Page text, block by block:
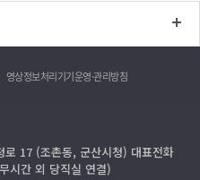
영상정보처리기기운영·관리방침
17 (조촌동, 군산시청) 대표전화
시간 외 당직실 연결)